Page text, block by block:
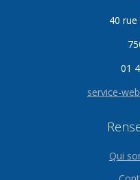
40 rue
01
service-
Qui